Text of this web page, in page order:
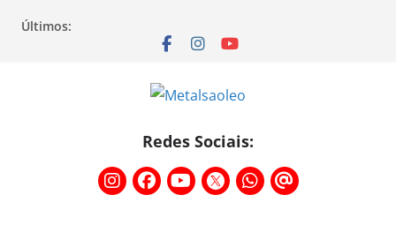
Últimos:
Redes Sociais: